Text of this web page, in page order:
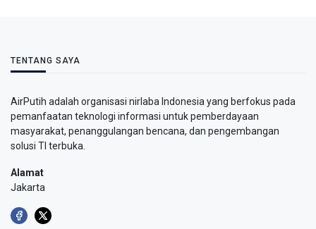
TENTANG SAYA
AirPutih adalah organisasi nirlaba Indonesia yang berfokus pada
pemanfaatan teknologi informasi untuk pemberdayaan
masyarakat, penanggulangan bencana, dan pengembangan
solusi TI terbuka.
Alamat
Jakarta